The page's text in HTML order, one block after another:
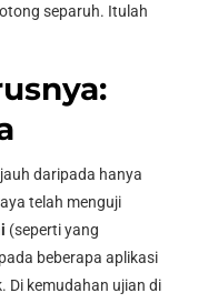
separuh. Itulah
daripada hanya
telah menguji
(seperti yang
beberapa aplikasi
Di kemudahan ujian di